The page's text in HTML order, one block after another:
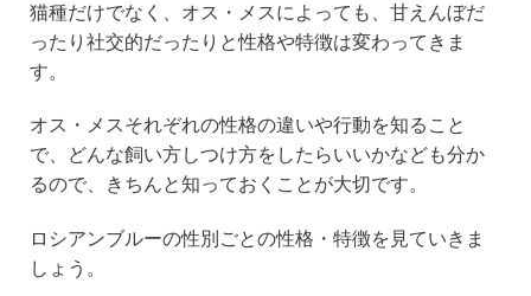
猫種だけでなく、オス・メスによっても、甘えんぼだ
ったり社交的だったりと性格や特徴は変わってきま
す。
オス・メスそれぞれの性格の違いや行動を知ること
で、どんな飼い方しつけ方をしたらいいかなども分か
るので、きちんと知っておくことが大切です。
ロシアンブルーの性別ごとの性格・特徴を見ていきま
しょう。